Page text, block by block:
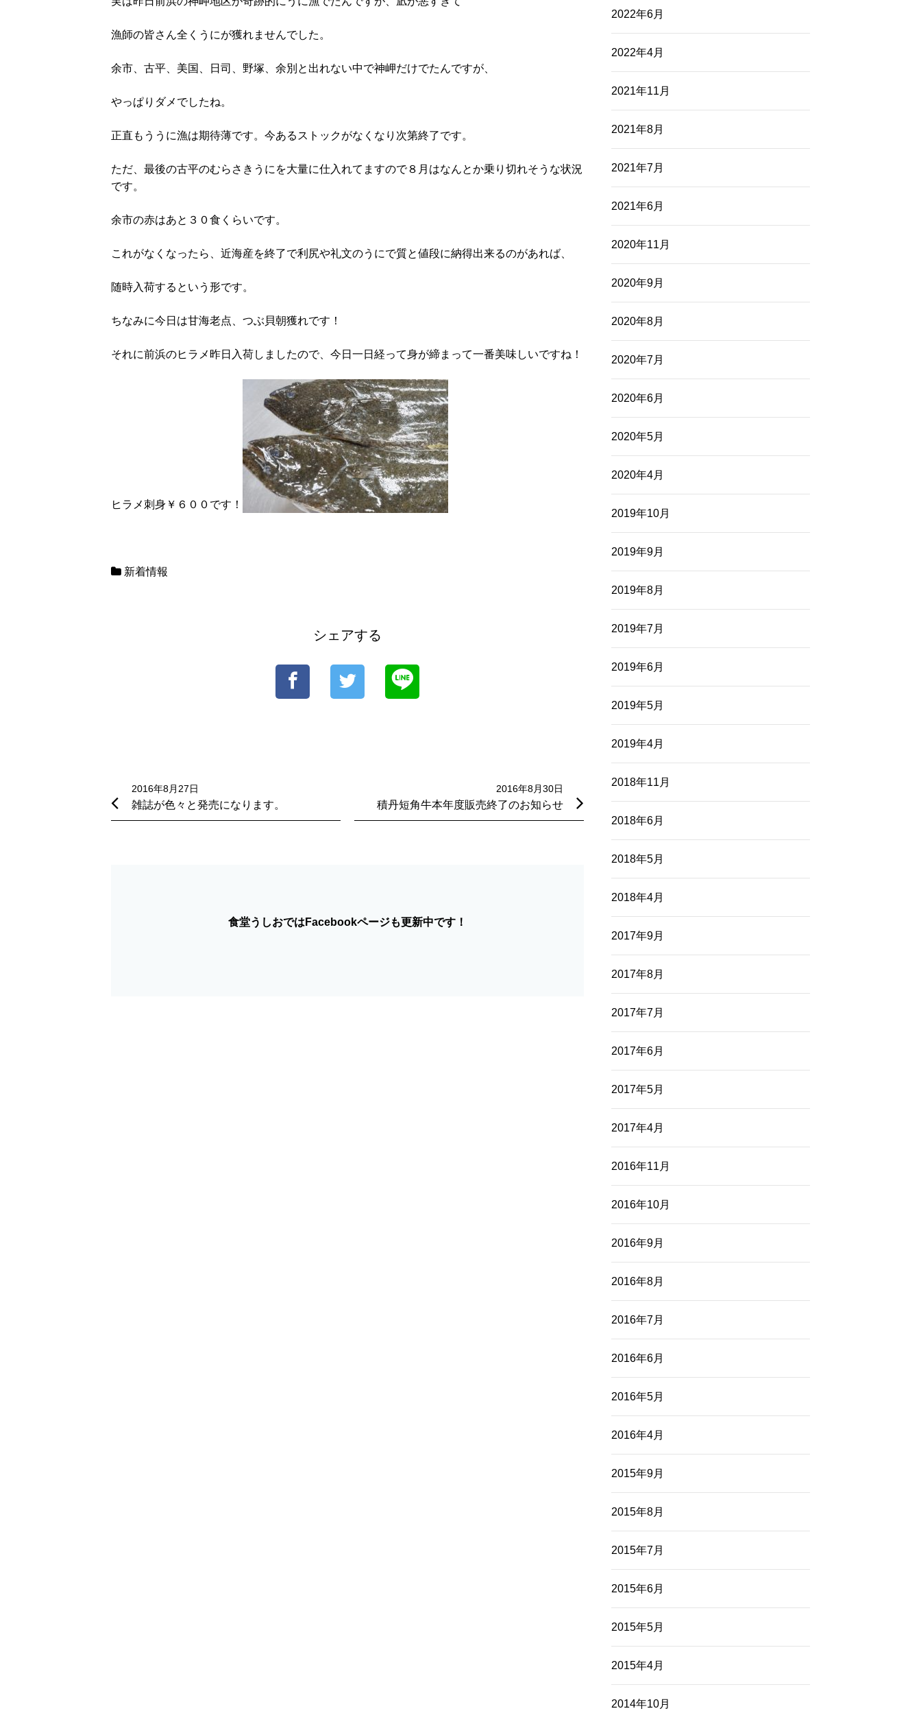
漁師の皆さん全くうにが獲れませんでした。
余市、古平、美国、日司、野塚、余別と出れない中で神岬だけでたんですが、
やっぱりダメでしたね。
正直もううに漁は期待薄です。今あるストックがなくなり次第終了です。
ただ、最後の古平のむらさきうにを大量に仕入れてますので８月はなんとか乗り切れそうな状況
です。
余市の赤はあと３０食くらいです。
これがなくなったら、近海産を終了で利尻や礼文のうにで質と値段に納得出来るのがあれば、
随時入荷するという形です。
ちなみに今日は甘海老点、つぶ貝朝獲れです！
それに前浜のヒラメ昨日入荷しましたので、今日一日経って身が締まって一番美味しいですね！
ヒラメ刺身￥６００です！
新着情報
シェアする
ナ
2016年8月27日
雑誌が色々と発売になります。
2016年8月30日
積丹短角牛本年度販売終了のお知らせ
食堂うしおではFacebookページも更新中です！
2022年6月
2022年4月
2021年11月
2021年8月
2021年7月
2021年6月
2020年11月
2020年9月
2020年8月
2020年7月
2020年6月
2020年5月
2020年4月
2019年10月
2019年9月
2019年8月
2019年7月
2019年6月
2019年5月
2019年4月
2018年11月
2018年6月
2018年5月
2018年4月
2017年9月
2017年8月
2017年7月
2017年6月
2017年5月
2017年4月
2016年11月
2016年10月
2016年9月
2016年8月
2016年7月
2016年6月
2016年5月
2016年4月
2015年9月
2015年8月
2015年7月
2015年6月
2015年5月
2015年4月
2014年10月